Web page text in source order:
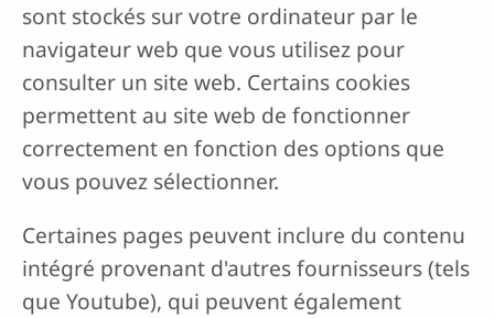
sont stockés sur votre ordinateur par le
navigateur web que vous utilisez pour
consulter un site web. Certains cookies
permettent au site web de fonctionner
correctement en fonction des options que
vous pouvez sélectionner.
Certaines pages peuvent inclure du contenu
intégré provenant d'autres fournisseurs (tels
que Youtube), qui peuvent également